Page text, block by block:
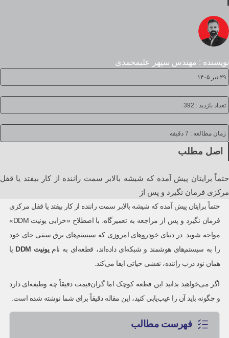
نویسنده : مهندس سپهر علیمحمدی
۲۹ تیر ۱۴۰۵
تعداد بازدید : 392
زمان مطالعه : 7 دقیقه
اصل مطلب
حتماً برایتان پیش آمده که شیشه بالابر سمت راننده از کار بیفتد یا قفل
مرکزی فرمان نگیرد و پس از
حتماً برایتان پیش آمده که شیشه بالابر سمت راننده از کار بیفتد یا قفل مرکزی
فرمان نگیرد و پس از مراجعه به تعمیرگاه، با اصطلاح «خرابی یونیت DDM»
مواجه شوید. در دنیای خودروهای امروزی که سیستم‌های برق سنتی جای خود
را به سیستم‌های هوشمند و شبکه‌ای داده‌اند، قطعه‌ای به نامیونیت
یا
همان نود درب راننده، نقشی حیاتی ایفا می‌کند.
اگر می‌خواهید بدانید این قطعه کوچک اما گران‌قیمت دقیقاً چه وظیفه‌ای دارد
و چگونه باید آن را عیب‌یابی کنید، این مقاله دقیقاً برای شما نوشته شده است.
فهرست مطالب